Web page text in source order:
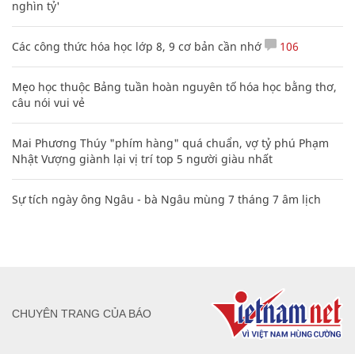
nghìn tỷ'
Các công thức hóa học lớp 8, 9 cơ bản cần nhớ 106
Mẹo học thuộc Bảng tuần hoàn nguyên tố hóa học bằng thơ,
câu nói vui vẻ
Mai Phương Thúy "phím hàng" quá chuẩn, vợ tỷ phú Phạm
Nhật Vượng giành lại vị trí top 5 người giàu nhất
Sự tích ngày ông Ngâu - bà Ngâu mùng 7 tháng 7 âm lịch
CHUYÊN TRANG CỦA BÁO